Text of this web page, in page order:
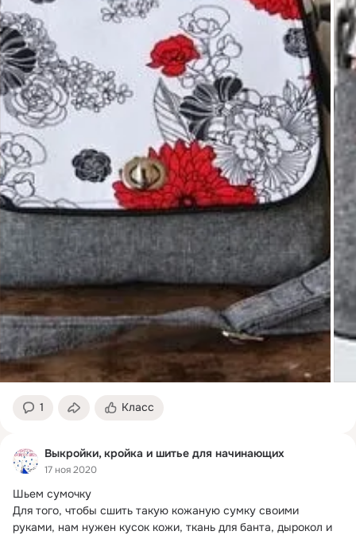
1 Класс
Выкройки, кройка и шитье для начинающих
17 ноя 2020
Шьем сумочку
Для того, чтобы сшить такую кожаную сумку своими
руками, нам нужен кусок кожи, ткань для банта, дырокол и